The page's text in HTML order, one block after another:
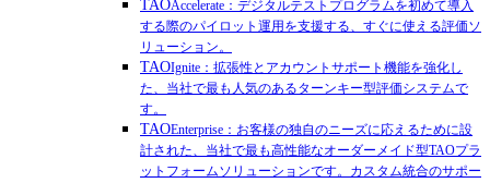
TAOAccelerate：デジタルテストプログラムを初めて導入
する際のパイロット運用を支援する、すぐに使える評価ソ
リューション。
TAOIgnite：拡張性とアカウントサポート機能を強化し
た、当社で最も人気のあるターンキー型評価システムで
す。
TAOEnterprise：お客様の独自のニーズに応えるために設
計された、当社で最も高性能なオーダーメイド型TAOプラ
ットフォームソリューションです。カスタム統合のサポー